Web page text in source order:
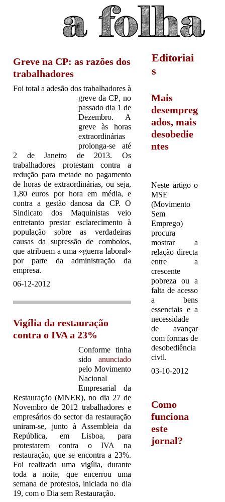
Jump to navigation
Greve na CP: as razões dos
trabalhadores
Foi total a adesão dos trabalhadores à
greve da CP, no
passado dia 1 de
Dezembro. A
greve às horas
extraordinárias
prolonga-se até
2 de Janeiro de 2013. Os
trabalhadores protestam contra a
redução para metade no pagamento
de horas de extraordinárias, ou seja,
1,80 euros por hora em média, e
contra a gestão danosa da CP. O
Sindicato dos Maquinistas veio
entretanto prestar esclarecimento à
população sobre as verdadeiras
causas da supressão de comboios,
que atribuem a uma «guerra laboral»
por parte da administração da
empresa.
06-12-2012
Vigília da restauração
contra o IVA a 23%
Conforme tinha
sido anunciado
pelo Movimento
Nacional
Empresarial da
Restauração (MNER), no dia 27 de
Novembro de 2012 trabalhadores e
empresários do sector da restauração
uniram-se, junto à Assembleia da
República, em Lisboa, para
protestarem contra o IVA na
restauração, que se encontra a 23%.
Foi realizada uma vigília, durante
toda a noite, que encerrou uma
semana de protestos, iniciada no dia
19, com o Dia sem Restauração.
Editoriai
s
Mais
desempreg
ados, mais
desobedie
ntes
Neste artigo o
MSE
(Movimento
Sem
Emprego)
procura
mostrar a
relação directa
entre a
crescente
pobreza ou a
falta de acesso
a bens
essenciais e a
necessidade
de avançar
com formas de
desobediência
civil.
03-10-2012
Como
funciona
este
jornal?